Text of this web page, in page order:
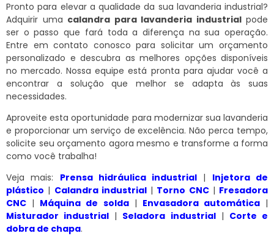
Pronto para elevar a qualidade da sua lavanderia industrial?
Adquirir uma calandra para lavanderia industrialpode
ser o passo que fará toda a diferença na sua operação.
Entre em contato conosco para solicitar um orçamento
personalizado e descubra as melhores opções disponíveis
no mercado. Nossa equipe está pronta para ajudar você a
encontrar a solução que melhor se adapta às suas
necessidades.
Aproveite esta oportunidade para modernizar sua lavanderia
e proporcionar um serviço de excelência. Não perca tempo,
solicite seu orçamento agora mesmo e transforme a forma
como você trabalha!
Veja mais: Prensa hidráulica industrial | Injetora de
plástico | Calandra industrial| Torno CNC| Fresadora
CNC | Máquina de solda| Envasadora automática|
Misturador industrial | Seladora industrial| Corte e
dobra de chapa.